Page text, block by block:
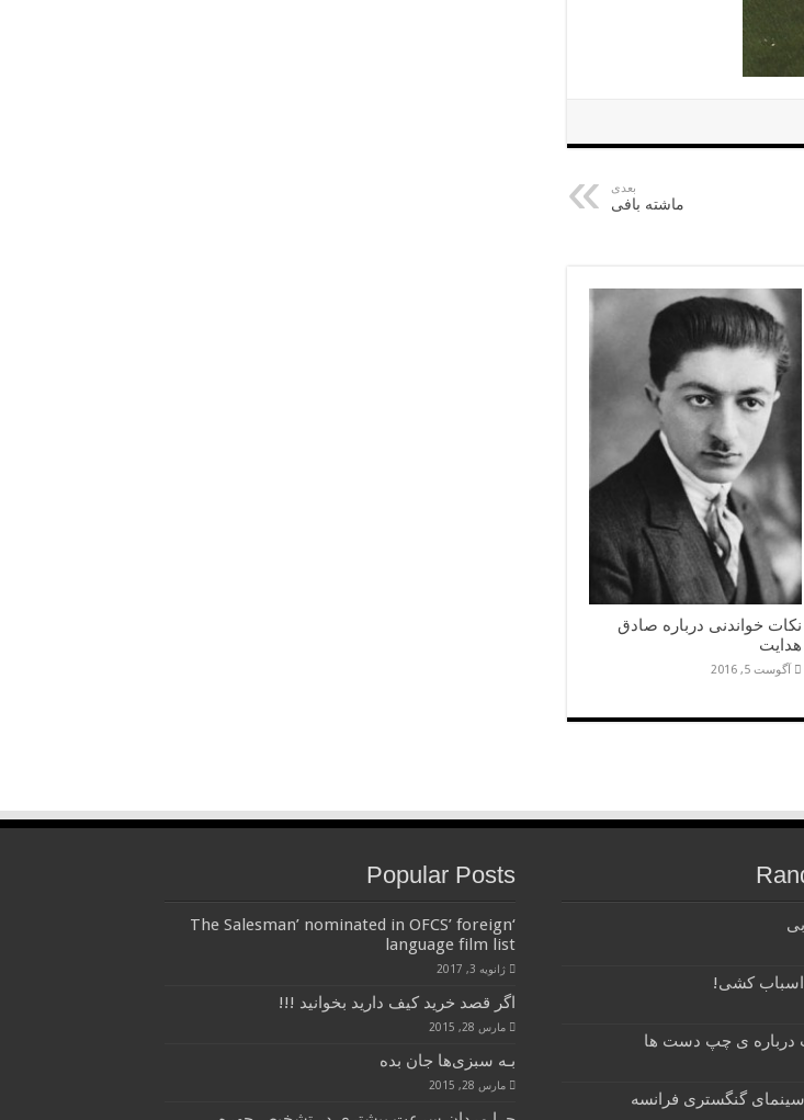
بعدی
ماشته بافی
نکات خواندنی درباره صادق
هدایت
آگوست 5, 2016
اسباب کشی!
سینمای گنگستری فرانسه
Popular Posts
‘The Salesman’ nominated in OFCS’ foreign
language film list
ژانویه 3, 2017
اگر قصد خرید کیف دارید بخوانید !!!
مارس 28, 2015
بـه سبزی‌ها جان بده
مارس 28, 2015